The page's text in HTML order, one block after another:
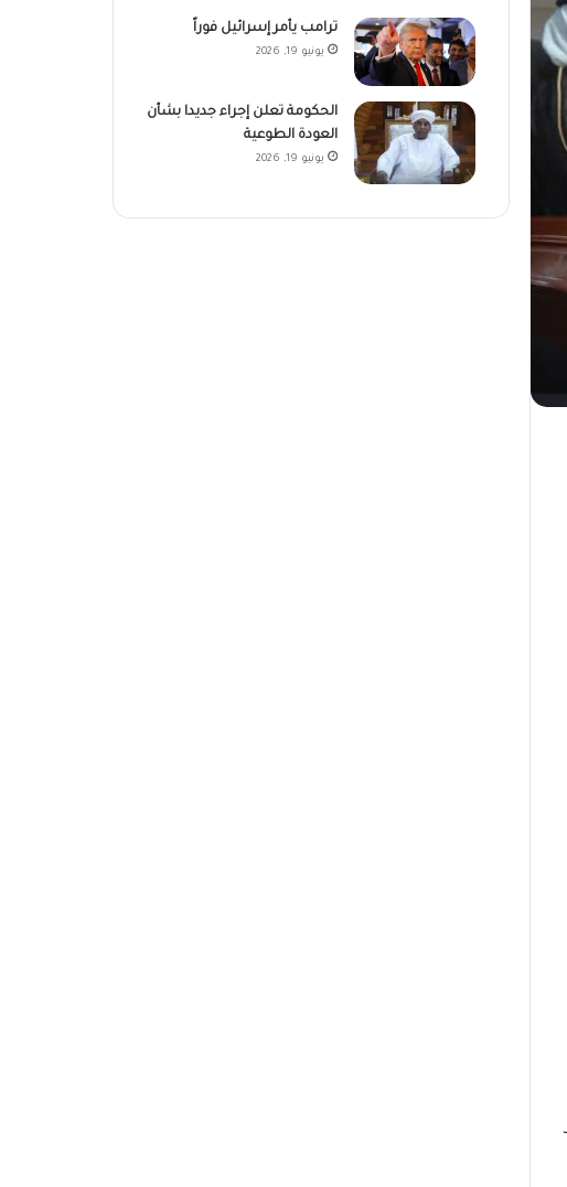
ترامب يأمر إسرائيل فوراً
يونيو 19, 2026
الحكومة تعلن إجراء جديدا بشأن
العودة الطوعية
يونيو 19, 2026